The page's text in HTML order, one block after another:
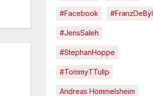
#Facebook #FranzDeBÿl
#JensSaleh
#StephanHoppe
#TommyTTulip
Andreas Hommelsheim